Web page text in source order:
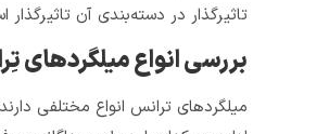
تاثیرگذار در دسته‌بندی آن تاثیرگذار است.
بررسی انواع میلگردهای تِرانس
میلگردهای ترانس انواع مختلفی دارند که در